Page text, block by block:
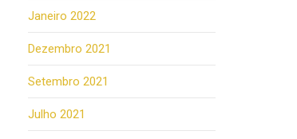
Janeiro 2022
Dezembro 2021
Setembro 2021
Julho 2021